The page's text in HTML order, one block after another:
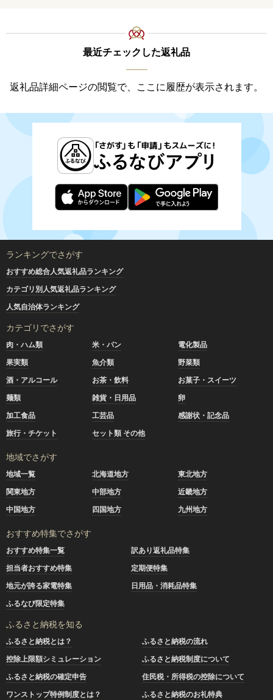
最近チェックした返礼品
返礼品詳細ページの閲覧で、ここに履歴が表示されます。
ランキングでさがす
おすすめ総合人気返礼品ランキング
カテゴリ別人気返礼品ランキング
人気自治体ランキング
カテゴリでさがす
肉・ハム類 米・パン
電化製品
果実類
魚介類
野菜類
酒・アルコール
お茶・飲料
お菓子・スイーツ
麺類
雑貨・日用品
卵
加工食品
工芸品
感謝状・記念品
旅行・チケット
セット類 その他
地域でさがす
地域一覧 北海道地方
東北地方
関東地方
中部地方
近畿地方
中国地方
四国地方 九州地方
おすすめ特集でさがす
おすすめ特集一覧
訳あり返礼品特集
担当者おすすめ特集
定期便特集
地元が誇る家電特集
日用品・消耗品特集
ふるなび限定特集
ふるさと納税を知る
ふるさと納税とは？
ふるさと納税の流れ
控除上限額シミュレーション
ふるさと納税制度について
ふるさと納税の確定申告
住民税・所得税の控除について
ワンストップ特例制度とは？
ふるさと納税のお礼特典